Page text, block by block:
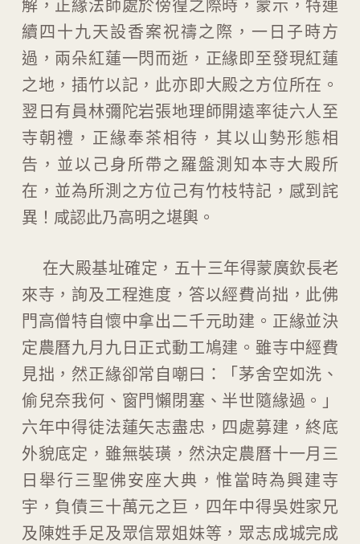
解，正緣法師處於傍徨之際時，蒙示，特連
續四十九天設香案祝禱之際，一日子時方
過，兩朵紅蓮一閃而逝，正緣即至發現紅蓮
之地，插竹以記，此亦即大殿之方位所在。
翌日有員林彌陀岩張地理師開遠率徒六人至
寺朝禮，正緣奉茶相待，其以山勢形態相
告，並以己身所帶之羅盤測知本寺大殿所
在，並為所測之方位己有竹枝特記，感到詫
異！咸認此乃高明之堪輿。
在大殿基址確定，五十三年得蒙廣欽長老
來寺，詢及工程進度，答以經費尚拙，此佛
門高僧特自懷中拿出二千元助建。正緣並決
定農曆九月九日正式動工鳩建。雖寺中經費
見拙，然正緣卻常自嘲曰：「茅舍空如洗、
偷兒奈我何、窗門懶閉塞、半世隨緣過。」
六年中得徒法蓮矢志盡忠，四處募建，終底
外貌底定，雖無裝璜，然決定農曆十一月三
日舉行三聖佛安座大典，惟當時為興建寺
宇，負債三十萬元之巨，四年中得吳姓家兄
及陳姓手足及眾信眾姐妹等，眾志成城完成